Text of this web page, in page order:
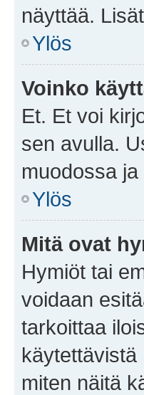
näyttää.
Ylös
Voinko
Et. Et voi
sen avulla.
muodossa
Ylös
Mitä ovat
Hymiöt tai
voidaan
tarkoittaa
miten näitä